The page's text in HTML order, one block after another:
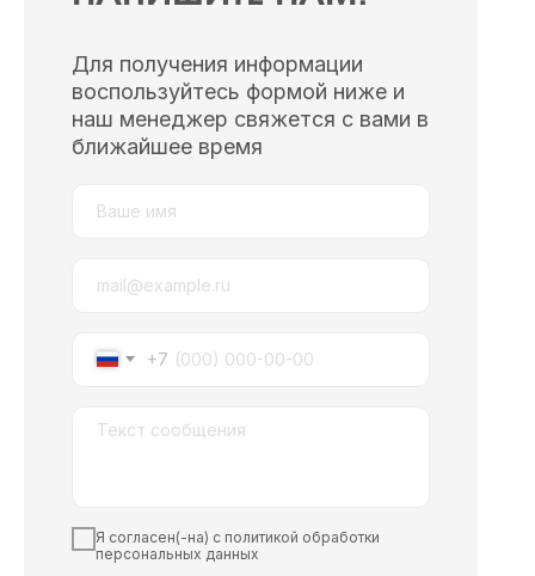
Для получения информации
воспользуйтесь формой ниже и
наш менеджер свяжется с вами в
ближайшее время
+7
Я согласен(-на) с политикой обработки
персональных данных